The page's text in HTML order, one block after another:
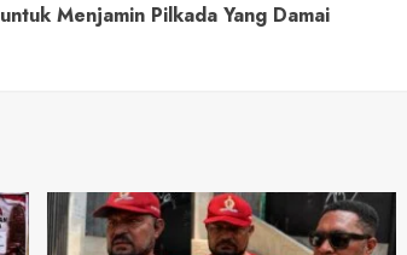
Menjamin Pilkada Yang Damai